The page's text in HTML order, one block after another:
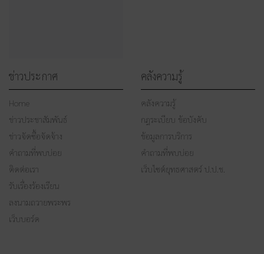
ข่าวประกาศ
Home
ข่าวประชาสัมพันธ์
ข่าวจัดซื้อจัดจ้าง
คำถามที่พบบ่อย
ติดต่อเรา
รับเรื่องร้องเรียน
ลงนามถวายพระพร
เว็บบอร์ด
คลังความรู้
คลังความรู้
กฎระเบียบ ข้อบังคับ
ข้อมูลการบริการ
คำถามที่พบบ่อย
เว็บไซต์ยุทธศาสตร์ ป.ป.ช.